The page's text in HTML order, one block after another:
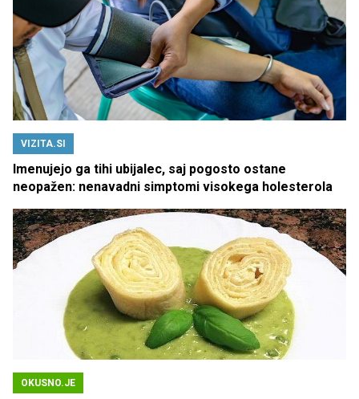
VIZITA.SI
Imenujejo ga tihi ubijalec, saj pogosto ostane
neopažen: nenavadni simptomi visokega holesterola
OKUSNO.JE